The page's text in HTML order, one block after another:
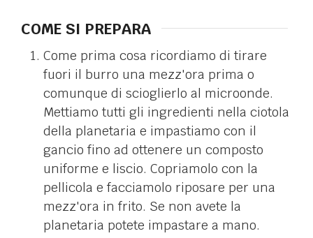
COME SI PREPARA
Come prima cosa ricordiamo di tirare
fuori il burro una mezz'ora prima o
comunque di scioglierlo al microonde.
Mettiamo tutti gli ingredienti nella ciotola
della planetaria e impastiamo con il
gancio fino ad ottenere un composto
uniforme e liscio. Copriamolo con la
pellicola e facciamolo riposare per una
mezz'ora in frito. Se non avete la
planetaria potete impastare a mano.